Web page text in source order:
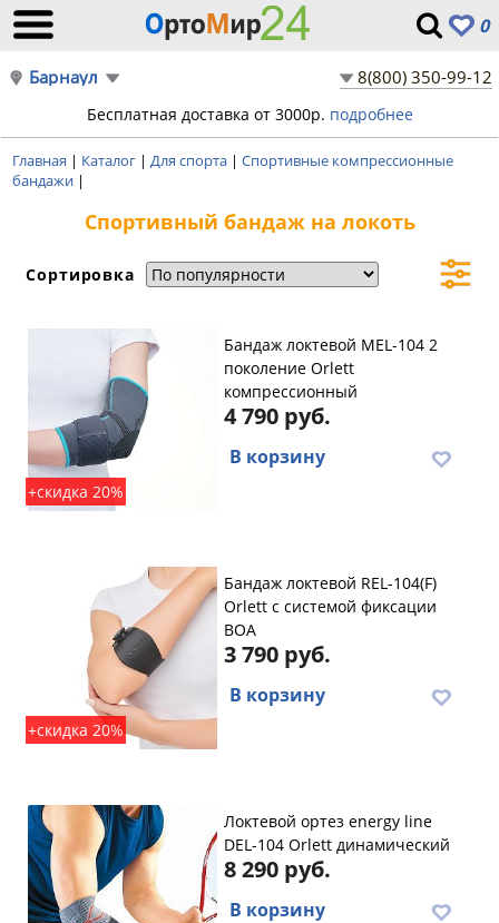
0
Барнаул 8(800) 350-99-12
Бесплатная доставка от 3000р. подробнее
Главная | Каталог | Для спорта | Спортивные компрессионные
бандажи |
Спортивный бандаж на локоть
Сортировка
+скидка 20%
Бандаж локтевой MEL-104 2
поколение Orlett
компрессионный
4 790 руб.
В корзину
+скидка 20%
Бандаж локтевой REL-104(F)
Orlett с системой фиксации
BOA
3 790 руб.
В корзину
Локтевой ортез energy line
DEL-104 Orlett динамический
8 290 руб.
В корзину